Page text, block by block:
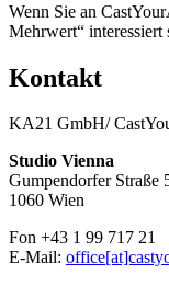
Wenn Sie an
Mehrwert“ interessiert
Kontakt
KA21 GmbH/
Studio Vienna
Gumpendorfer
1060 Wien
Fon +43 1 99 717 21
E-Mail: